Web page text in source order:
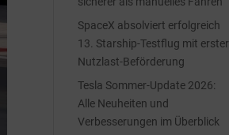
SpaceX absolviert erfolgreich
13. Starship-Testflug mit erster
Nutzlast-Beförderung
Tesla Sommer-Update 2026:
Alle Neuheiten und
Verbesserungen im Überblick